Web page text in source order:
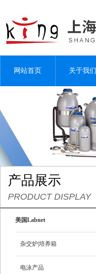
网站首页 关于我们
产品展示
PRODUCT DISPLAY
美国Labnet
杂交炉|培养箱
电泳产品